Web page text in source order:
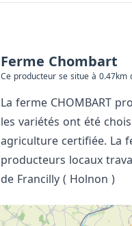
Ferme Chombart
Ce producteur se situe à 0.47km
La ferme CHOMBART
les variétés ont été
agriculture certifiée. La
producteurs locaux
de Francilly ( Holnon )